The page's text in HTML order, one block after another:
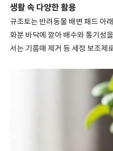
생활 속 다양한 활용
규조토는 반려동물 배변 패드 아
화분 바닥에 깔아 배수와 통기성
서는 기름때 제거 등 세정 보조제